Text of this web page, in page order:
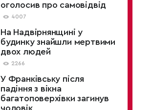
оголосив про самовідвід
4007
На Надвірнянщині у
будинку знайшли мертвими
двох людей
2266
У Франківську після
падіння з вікна
багатоповерхівки загинув
чоловік